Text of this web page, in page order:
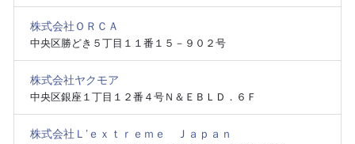
株式会社ＯＲＣＡ
中央区勝どき５丁目１１番１５－９０２号
株式会社ヤクモア
中央区銀座１丁目１２番４号Ｎ＆ＥＢＬＤ．６Ｆ
株式会社Ｌ’ｅｘｔｒｅｍｅ Ｊａｐａｎ